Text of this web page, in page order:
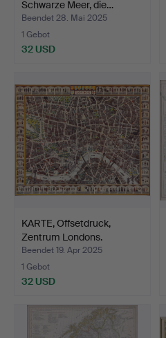
Schwarze Meer, die…
Beendet 28. Mai 2025
1 Gebot
32 USD
KARTE, Offsetdruck,
Zentrum Londons.
Beendet 19. Apr 2025
1 Gebot
32 USD